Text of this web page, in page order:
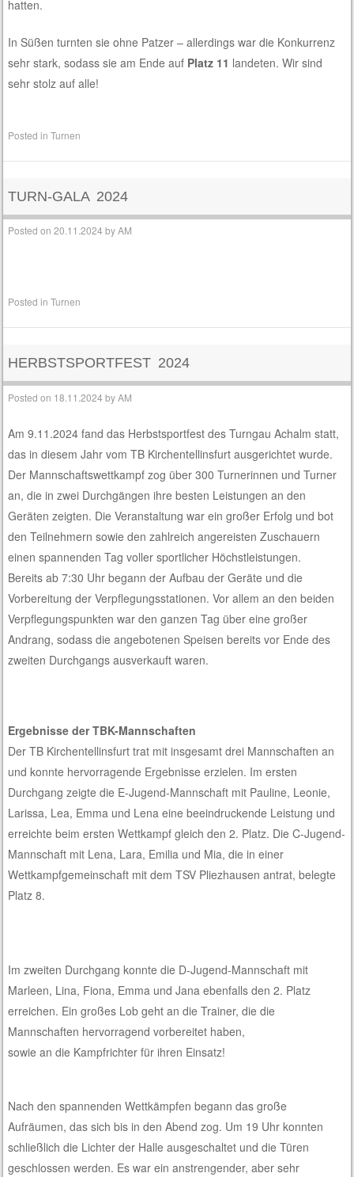
hatten.
In Süßen turnten sie ohne Patzer – allerdings war die Konkurrenz
sehr stark, sodass sie am Ende auf Platz 11 landeten. Wir sind
sehr stolz auf alle!
Posted inTurnen
TURN-GALA 2024
Posted on20.11.2024 byAM
Posted inTurnen
HERBSTSPORTFEST 2024
Posted on 18.11.2024 byAM
Am 9.11.2024 fand das Herbstsportfest des Turngau Achalm statt,
das in diesem Jahr vom TB Kirchentellinsfurt ausgerichtet wurde.
Der Mannschaftswettkampf zog über 300 Turnerinnen und Turner
an, die in zwei Durchgängen ihre besten Leistungen an den
Geräten zeigten. Die Veranstaltung war ein großer Erfolg und bot
den Teilnehmern sowie den zahlreich angereisten Zuschauern
einen spannenden Tag voller sportlicher Höchstleistungen.
Bereits ab 7:30 Uhr begann der Aufbau der Geräte und die
Vorbereitung der Verpflegungsstationen. Vor allem an den beiden
Verpflegungspunkten war den ganzen Tag über eine großer
Andrang, sodass die angebotenen Speisen bereits vor Ende des
zweiten Durchgangs ausverkauft waren.
Ergebnisse der TBK-Mannschaften
Der TB Kirchentellinsfurt trat mit insgesamt drei Mannschaften an
und konnte hervorragende Ergebnisse erzielen. Im ersten
Durchgang zeigte die E-Jugend-Mannschaft mit Pauline, Leonie,
Larissa, Lea, Emma und Lena eine beeindruckende Leistung und
erreichte beim ersten Wettkampf gleich den 2. Platz. Die C-Jugend-
Mannschaft mit Lena, Lara, Emilia und Mia, die in einer
Wettkampfgemeinschaft mit dem TSV Pliezhausen antrat, belegte
Platz 8.
Im zweiten Durchgang konnte die D-Jugend-Mannschaft mit
Marleen, Lina, Fiona, Emma und Jana ebenfalls den 2. Platz
erreichen. Ein großes Lob geht an die Trainer, die die
Mannschaften hervorragend vorbereitet haben,
sowie an die Kampfrichter für ihren Einsatz!
Nach den spannenden Wettkämpfen begann das große
Aufräumen, das sich bis in den Abend zog. Um 19 Uhr konnten
schließlich die Lichter der Halle ausgeschaltet und die Türen
geschlossen werden. Es war ein anstrengender, aber sehr